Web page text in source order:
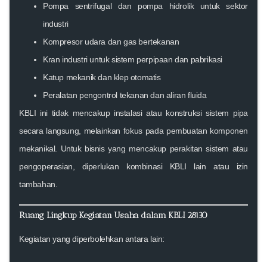
Pompa sentrifugal dan pompa hidrolik untuk sektor
industri
Kompresor udara dan gas bertekanan
Kran industri untuk sistem perpipaan dan pabrikasi
Katup mekanik dan klep otomatis
Peralatan pengontrol tekanan dan aliran fluida
KBLI ini tidak mencakup instalasi atau konstruksi sistem pipa
secara langsung, melainkan fokus pada pembuatan komponen
mekanikal. Untuk bisnis yang mencakup perakitan sistem atau
pengoperasian, diperlukan kombinasi KBLI lain atau izin
tambahan.
Ruang Lingkup Kegiatan Usaha dalam KBLI 28130
Kegiatan yang diperbolehkan antara lain: